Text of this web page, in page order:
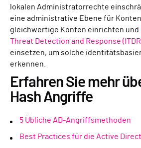
lokalen Administratorrechte
eine administrative Ebene für
gleichwertige Konten einrichten und
Threat Detection and Response
einsetzen, um solche
erkennen.
Erfahren Sie mehr
Hash Angriffe
5 Übliche AD-Angriffsmethoden
Best Practices für die Active